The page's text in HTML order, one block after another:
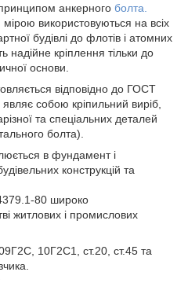
анкерного болта.
використовуються на всіх
будівлі до флотів і атомних
надійне кріплення тільки до
основи.
відповідно до ГОСТ
собою кріпильний виріб,
та спеціальних деталей
болта).
в фундамент і
конструкцій та
80 широко
житлових і промислових
10Г2С1, ст.20, ст.45 та